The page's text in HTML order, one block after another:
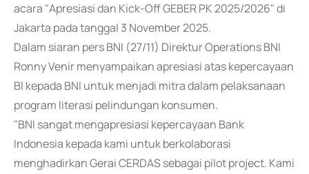
acara "Apresiasi dan Kick-Off GEBER PK 2025/2026" di
Jakarta pada tanggal 3 November 2025.
Dalam siaran pers BNI (27/11) Direktur Operations BNI
Ronny Venir menyampaikan apresiasi atas kepercayaan
BI kepada BNI untuk menjadi mitra dalam pelaksanaan
program literasi pelindungan konsumen.
"BNI sangat mengapresiasi kepercayaan Bank
Indonesia kepada kami untuk berkolaborasi
menghadirkan Gerai CERDAS sebagai pilot project. Kami